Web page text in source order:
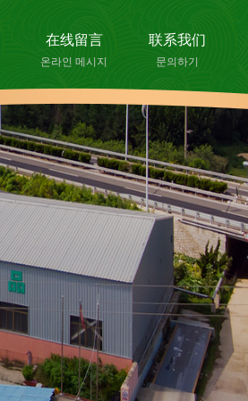
在线留言
온라인 메시지
联系我们
문의하기